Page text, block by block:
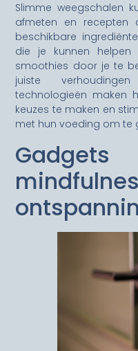
Slimme weegschalen
afmeten en recepten
beschikbare
die je kunnen
smoothies door je te
juiste
technologieën maken
keuzes te maken en
met hun voeding om te